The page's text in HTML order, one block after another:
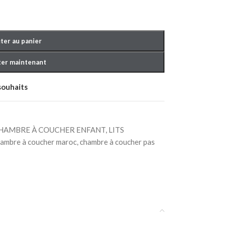
au panier
maintenant
À COUCHER ENFANT, LITS
à coucher maroc,chambre à coucher pas